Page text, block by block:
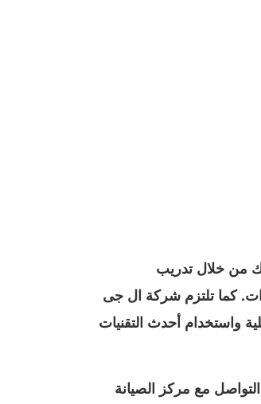
من خلال تدريب
كما تلتزم شركة ال جى
واستخدام أحدث التقنيات
مع مركز الصيانة